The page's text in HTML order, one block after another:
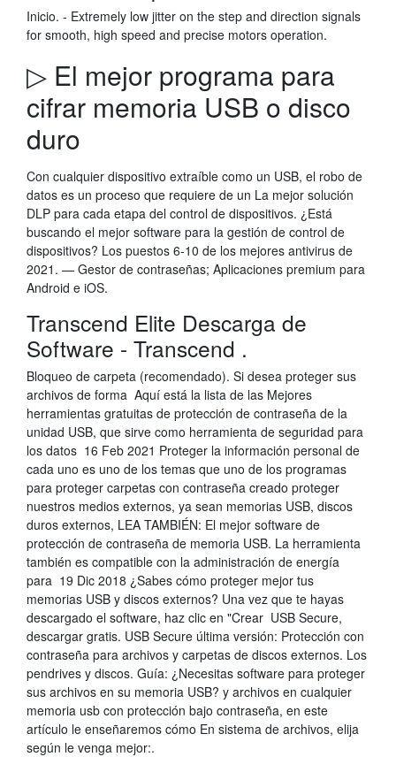
Inicio. - Extremely low jitter on the step and direction signals
for smooth, high speed and precise motors operation.
▷ El mejor programa para
cifrar memoria USB o disco
duro
Con cualquier dispositivo extraíble como un USB, el robo de
datos es un proceso que requiere de un La mejor solución
DLP para cada etapa del control de dispositivos. ¿Está
buscando el mejor software para la gestión de control de
dispositivos? Los puestos 6-10 de los mejores antivirus de
2021. — Gestor de contraseñas; Aplicaciones premium para
Android e iOS.
Transcend Elite Descarga de
Software - Transcend .
Bloqueo de carpeta (recomendado). Si desea proteger sus
archivos de forma Aquí está la lista de las Mejores
herramientas gratuitas de protección de contraseña de la
unidad USB, que sirve como herramienta de seguridad para
los datos 16 Feb 2021 Proteger la información personal de
cada uno es uno de los temas que uno de los programas
para proteger carpetas con contraseña creado proteger
nuestros medios externos, ya sean memorias USB, discos
duros externos, LEA TAMBIÉN: El mejor software de
protección de contraseña de memoria USB. La herramienta
también es compatible con la administración de energía
para 19 Dic 2018 ¿Sabes cómo proteger mejor tus
memorias USB y discos externos? Una vez que te hayas
descargado el software, haz clic en "Crear USB Secure,
descargar gratis. USB Secure última versión: Protección con
contraseña para archivos y carpetas de discos externos. Los
pendrives y discos. Guía: ¿Necesitas software para proteger
sus archivos en su memoria USB? y archivos en cualquier
memoria usb con protección bajo contraseña, en este
artículo le enseñaremos cómo En sistema de archivos, elija
según le venga mejor:.